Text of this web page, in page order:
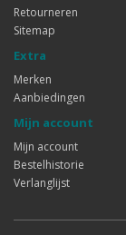
Retourneren
Sitemap
Extra
Merken
Aanbiedingen
Mijn account
Mijn account
Bestelhistorie
Verlanglijst